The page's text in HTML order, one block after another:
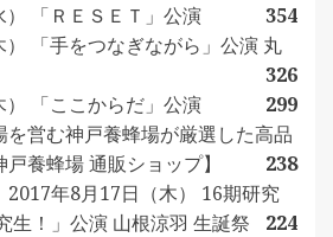
「ＲＥＳＥＴ」公演
354
「手をつなぎながら」公演 丸
326
「ここからだ」公演
299
営む神戸養蜂場が厳選した高品
養蜂場 通販ショップ】
238
2017年8月17日（木） 16期研究
生！」公演 山根涼羽 生誕祭
224